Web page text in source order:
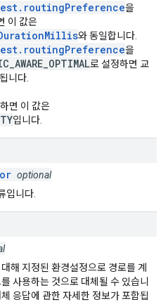
을
이 값은
와 동일합니다.
을
로 설정하면 교
니다.
면 이 값은
입니다.
optional
입니다.
해 지정된 환경설정으로 경로를 계
사용하는 것으로 대체될 수 있습니
응답에 관한 자세한 정보가 포함됩